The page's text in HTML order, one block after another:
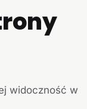
widoczność w